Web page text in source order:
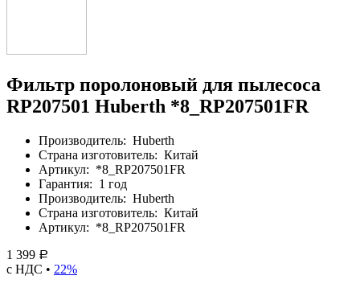
Фильтр поролоновый для пылесоса
RP207501 Huberth *8_RP207501FR
Производитель: Huberth
Страна изготовитель: Китай
Артикул: *8_RP207501FR
Гарантия: 1 год
Производитель: Huberth
Страна изготовитель: Китай
Артикул: *8_RP207501FR
1 399 Р
с НДС • 22%